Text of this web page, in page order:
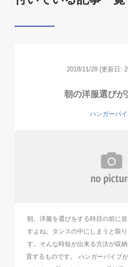
2018/11/28 (更新日:
朝の洋服選びが
ハンガーパ
朝、洋服を選びをする時目の前に
すよね。タンスの中にしまうと取
す。そんな時短が出来る方法が収
置するものです。 ハンガーパイプ